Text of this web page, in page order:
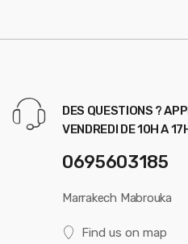
DES QUESTIONS ?
VENDREDI DE 10H A
0695603185
Marrakech Mabrouka
Find us on map